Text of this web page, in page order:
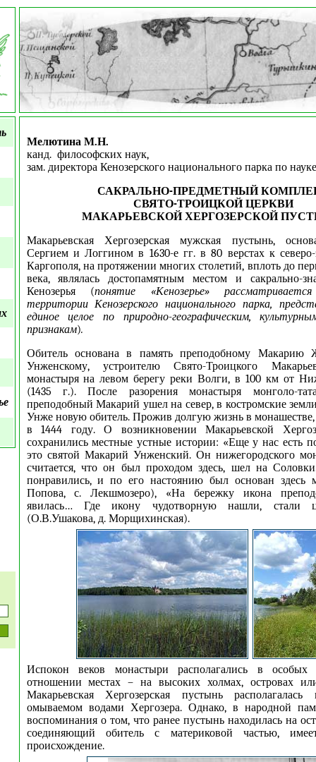
Мелютина М.Н.
канд. философских наук,
зам. директора Кенозерского национального парка по науке
САКРАЛЬНО-ПРЕДМЕТНЫЙ
СВЯТО-ТРОИЦКОЙ ЦЕРКВИ
МАКАРЬЕВСКОЙ ХЕРГОЗЕРСКОЙ
Макарьевская Хергозерская мужская пустынь,
Сергием и Логгином в 1630-е гг. в 80 верстах к северо-
Каргополя, на протяжении многих столетий, вплоть до
века, являлась достопамятным местом и сакрально-
Кенозерья (понятие «Кенозерье»
территории Кенозерского национального парка,
единое целое по природно-географическим,
признакам).
Обитель основана в память преподобному Макарию
Унженскому, устроителю Свято-Троицкого
монастыря на левом берегу реки Волги, в 100 км от
(1435 г.). После разорения монастыря монголо-
преподобный Макарий ушел на север, в костромские
Унже новую обитель. Прожив долгую жизнь в монашестве,
в 1444 году. О возникновении Макарьевской
сохранились местные устные истории: «Еще у нас есть
это святой Макарий Унженский. Он нижегородского
считается, что он был проходом здесь, шел на
понравились, и по его настоянию был основан здесь
Попова, с. Лекшмозеро), «На бережку икона
явилась… Где икону чудотворную нашли, стали
(О.В.Ушакова, д. Морщихинская).
Испокон веков монастыри располагались в особых
отношении местах – на высоких холмах, островах или
Макарьевская Хергозерская пустынь располагалась
омываемом водами Хергозера. Однако, в народной
воспоминания о том, что ранее пустынь находилась на
соединяющий обитель с материковой частью,
происхождение.